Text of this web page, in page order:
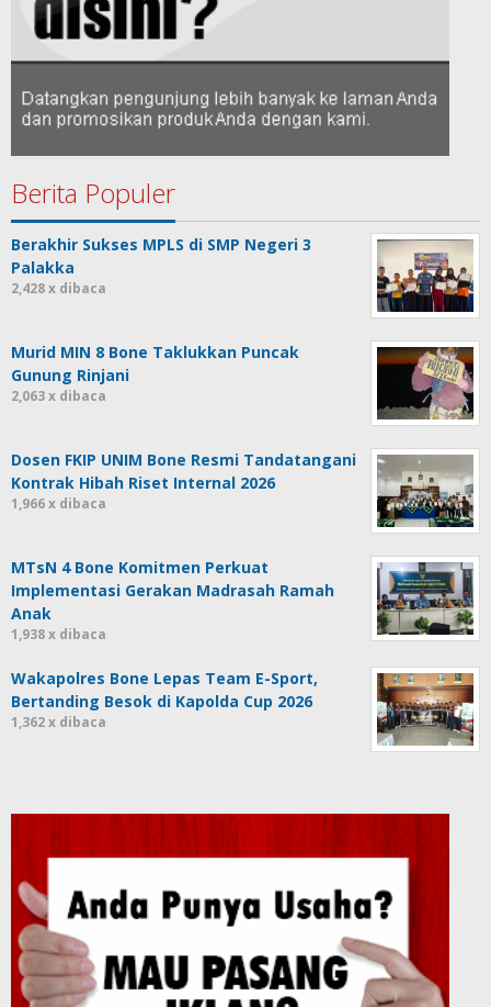
Berita Populer
Berakhir Sukses MPLS di SMP Negeri 3
Palakka
2,428 x dibaca
Murid MIN 8 Bone Taklukkan Puncak
Gunung Rinjani
2,063 x dibaca
Dosen FKIP UNIM Bone Resmi Tandatangani
Kontrak Hibah Riset Internal 2026
1,966 x dibaca
MTsN 4 Bone Komitmen Perkuat
Implementasi Gerakan Madrasah Ramah
Anak
1,938 x dibaca
Wakapolres Bone Lepas Team E-Sport,
Bertanding Besok di Kapolda Cup 2026
1,362 x dibaca